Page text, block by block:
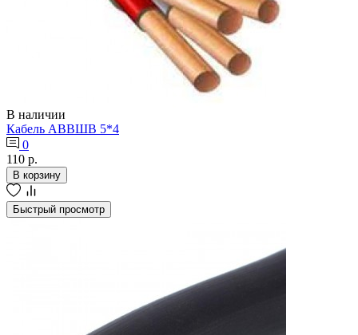
В наличии
Кабель АВВШВ 5*4
0
110 р.
В корзину
Быстрый просмотр